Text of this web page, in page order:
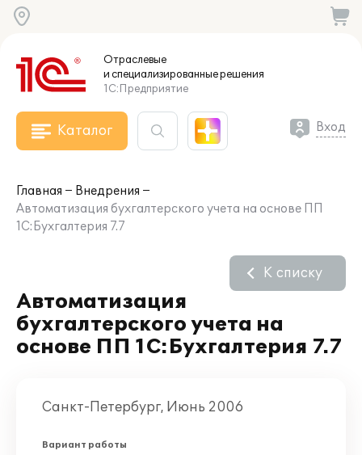
Отраслевые
и специализированныерешения
1С:Предприятие
Каталог Вход
Главная
Внедрения
Автоматизация бухгалтерского учета на основе ПП
1С:Бухгалтерия 7.7
Автоматизация
бухгалтерского учета на
основе ПП 1С:Бухгалтерия 7.7
К списку
Санкт-Петербург, Июнь 2006
Вариант работы